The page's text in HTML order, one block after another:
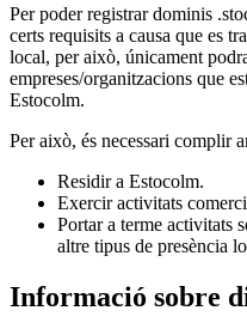
Per poder registrar dominis
certs requisits a causa que es
local, per això, únicament
empreses/organitzacions que
Estocolm.
Per això, és necessari complir
Residir a Estocolm.
Exercir activitats
Portar a terme activitats
altre tipus de presència
Informació sobre